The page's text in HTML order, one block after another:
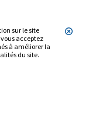
sur le site
acceptez
à améliorer la
du site.